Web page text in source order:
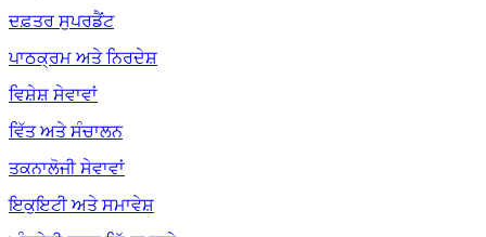
ਦਫ਼ਤਰ ਸੁਪਰਡੈਂਟ
ਪਾਠਕ੍ਰਮ ਅਤੇ ਨਿਰਦੇਸ਼
ਵਿਸ਼ੇਸ਼ ਸੇਵਾਵਾਂ
ਵਿੱਤ ਅਤੇ ਸੰਚਾਲਨ
ਤਕਨਾਲੋਜੀ ਸੇਵਾਵਾਂ
ਇਕੁਇਟੀ ਅਤੇ ਸਮਾਵੇਸ਼